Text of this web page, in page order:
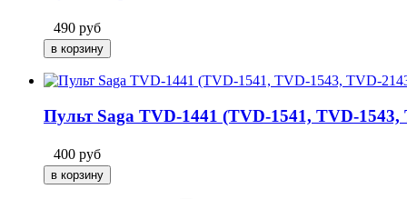
490 руб
Пульт Saga TVD-1441 (TVD-1541, TVD-1543,
400 руб